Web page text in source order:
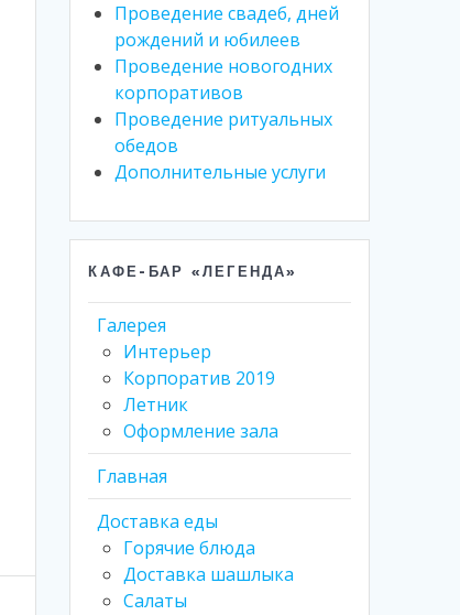
Проведение свадеб, дней
рождений и юбилеев
Проведение новогодних
корпоративов
Проведение ритуальных
обедов
Дополнительные услуги
КАФЕ-БАР «ЛЕГЕНДА»
Галерея
Интерьер
Корпоратив 2019
Летник
Оформление зала
Главная
Доставка еды
Горячие блюда
Доставка шашлыка
Салаты